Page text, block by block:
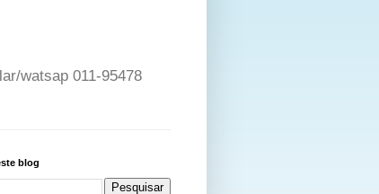
watsap 011-95478
blog